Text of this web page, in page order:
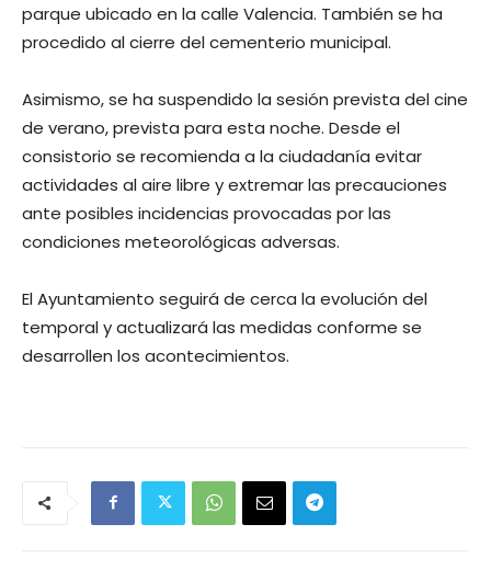
parque ubicado en la calle Valencia. También se ha
procedido al cierre del cementerio municipal.
Asimismo, se ha suspendido la sesión prevista del cine
de verano, prevista para esta noche. Desde el
consistorio se recomienda a la ciudadanía evitar
actividades al aire libre y extremar las precauciones
ante posibles incidencias provocadas por las
condiciones meteorológicas adversas.
El Ayuntamiento seguirá de cerca la evolución del
temporal y actualizará las medidas conforme se
desarrollen los acontecimientos.